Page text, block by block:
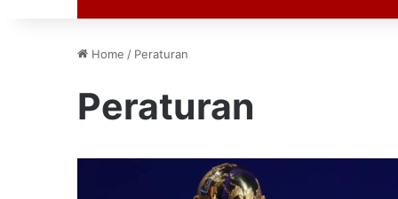
Home / Peraturan
Peraturan